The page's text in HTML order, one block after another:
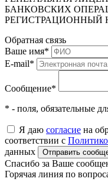
БАНКОВСКИХ
РЕГИСТРАЦИОННЫЙ
Обратная связь
Ваше имя*
E-mail*
Сообщение*
* - поля, обязательные
Я даю согласие на
соответствии с
данных
Отправить
Спасибо за Ваше
Горячая линия по